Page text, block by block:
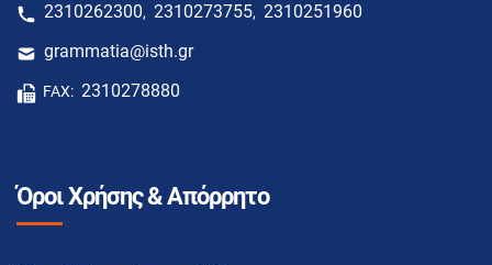
2310262300, 2310273755, 2310251960
grammatia@isth.gr
FAX: 2310278880
Όροι Χρήσης & Απόρρητο